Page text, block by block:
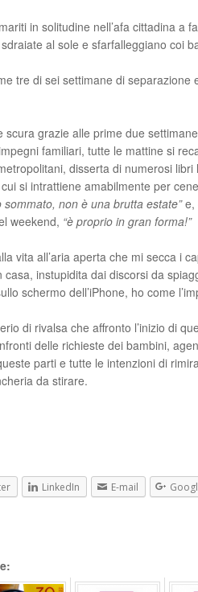
in solitudine nell’afa cittadina a
al sole e sfarfalleggiano coi
tre di sei settimane di separazione
scura grazie alle prime due
familiari, tutte le mattine si
disserta di numerosi
si intrattiene amabilmente per
sommato, non è una brutta estate”e,
weekend, “è proprio in gran forma!”
vita all’aria aperta che mi secca i
casa, instupidita dai discorsi da
schermo dell’iPhone, ho come
di rivalsa che affronto l’inizio di
delle richieste dei bambini,
parti e tutte le intenzioni di
da stirare.
LinkedIn E-mail